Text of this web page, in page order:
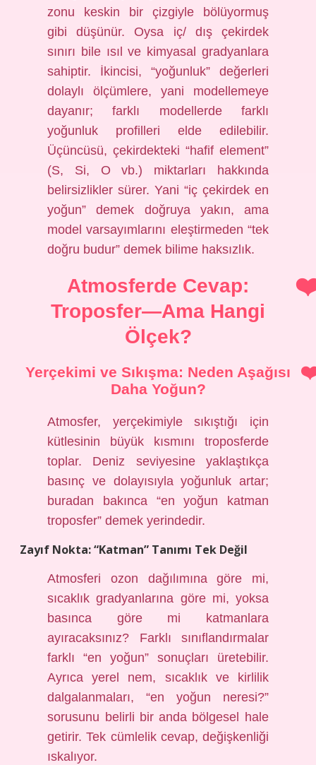
zonu keskin bir çizgiyle bölüyormuş
gibi düşünür. Oysa iç/ dış çekirdek
sınırı bile ısıl ve kimyasal gradyanlara
sahiptir. İkincisi, “yoğunluk” değerleri
dolaylı ölçümlere, yani modellemeye
dayanır; farklı modellerde farklı
yoğunluk profilleri elde edilebilir.
Üçüncüsü, çekirdekteki “hafif element”
(S, Si, O vb.) miktarları hakkında
belirsizlikler sürer. Yani “iç çekirdek en
yoğun” demek doğruya yakın, ama
model varsayımlarını eleştirmeden “tek
doğru budur” demek bilime haksızlık.
Atmosferde Cevap:
Troposfer—Ama Hangi
Ölçek?
Yerçekimi ve Sıkışma: Neden Aşağısı
Daha Yoğun?
Atmosfer, yerçekimiyle sıkıştığı için
kütlesinin büyük kısmını troposferde
toplar. Deniz seviyesine yaklaştıkça
basınç ve dolayısıyla yoğunluk artar;
buradan bakınca “en yoğun katman
troposfer” demek yerindedir.
Zayıf Nokta: “Katman” Tanımı Tek Değil
Atmosferi ozon dağılımına göre mi,
sıcaklık gradyanlarına göre mi, yoksa
basınca göre mi katmanlara
ayıracaksınız? Farklı sınıflandırmalar
farklı “en yoğun” sonuçları üretebilir.
Ayrıca yerel nem, sıcaklık ve kirlilik
dalgalanmaları, “en yoğun neresi?”
sorusunu belirli bir anda bölgesel hale
getirir. Tek cümlelik cevap, değişkenliği
ıskalıyor.